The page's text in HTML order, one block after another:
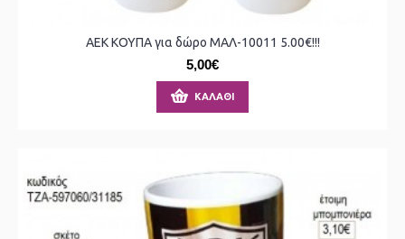
ΑΕΚ ΚΟΥΠΑ για δώρο ΜΑΛ-10011 5.00€!!!
5,00€
ΚΑΛΆΘΙ